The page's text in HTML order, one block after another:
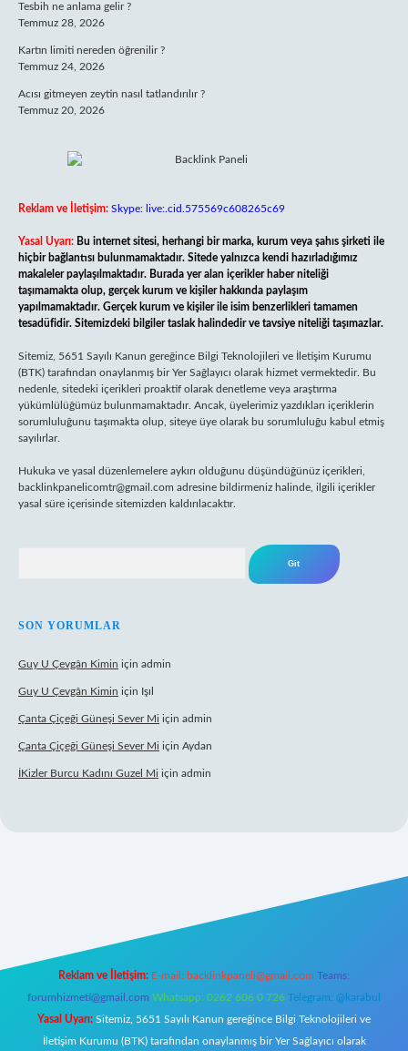
Tesbih ne anlama gelir ?
Temmuz 28, 2026
Kartın limiti nereden öğrenilir ?
Temmuz 24, 2026
Acısı gitmeyen zeytin nasıl tatlandırılır ?
Temmuz 20, 2026
Reklam ve İletişim: Skype: live:.cid.575569c608265c69
Yasal Uyarı: Bu internet sitesi, herhangi bir marka, kurum veya şahıs şirketi ile
hiçbir bağlantısı bulunmamaktadır. Sitede yalnızca kendi hazırladığımız
makaleler paylaşılmaktadır. Burada yer alan içerikler haber niteliği
taşımamakta olup, gerçek kurum ve kişiler hakkında paylaşım
yapılmamaktadır. Gerçek kurum ve kişiler ile isim benzerlikleri tamamen
tesadüfidir. Sitemizdeki bilgiler taslak halindedir ve tavsiye niteliği taşımazlar.
Sitemiz, 5651 Sayılı Kanun gereğince Bilgi Teknolojileri ve İletişim Kurumu
(BTK) tarafından onaylanmış bir Yer Sağlayıcı olarak hizmet vermektedir. Bu
nedenle, sitedeki içerikleri proaktif olarak denetleme veya araştırma
yükümlülüğümüz bulunmamaktadır. Ancak, üyelerimiz yazdıkları içeriklerin
sorumluluğunu taşımakta olup, siteye üye olarak bu sorumluluğu kabul etmiş
sayılırlar.
Hukuka ve yasal düzenlemelere aykırı olduğunu düşündüğünüz içerikleri,
backlinkpanelicomtr@gmail.com adresine bildirmeniz halinde, ilgili içerikler
yasal süre içerisinde sitemizden kaldırılacaktır.
SON YORUMLAR
Guy U Çevgân Kimin için admin
Guy U Çevgân Kimin için Işıl
Çanta Çiçeği Güneşi Sever Mi için admin
Çanta Çiçeği Güneşi Sever Mi için Aydan
İKizler Burcu Kadını Guzel Mi için admin
Reklam ve İletişim: E-mail: backlinkpaneli@gmail.com Teams:
forumhizmeti@gmail.com Whatsapp: 0262 606 0 726 Telegram: @karabul
Yasal Uyarı: Sitemiz, 5651 Sayılı Kanun gereğince Bilgi Teknolojileri ve
İletişim Kurumu (BTK) tarafından onaylanmış bir Yer Sağlayıcı olarak